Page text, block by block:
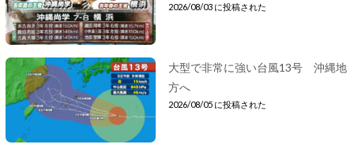
2026/08/03 に投稿された
大型で非常に強い台風13号 沖縄地
方へ
2026/08/05 に投稿された